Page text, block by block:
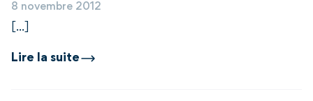
8 novembre 2012
[...]
Lire la suite